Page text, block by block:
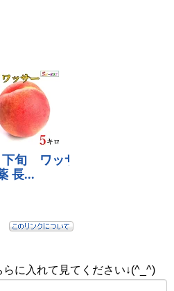
に入れて見てください↓(^_^)